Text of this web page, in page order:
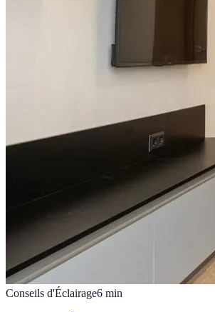
Conseils d'Éclairage6 min